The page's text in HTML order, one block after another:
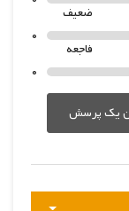
ضعیف
0
فاجعه
0
یک پرسش